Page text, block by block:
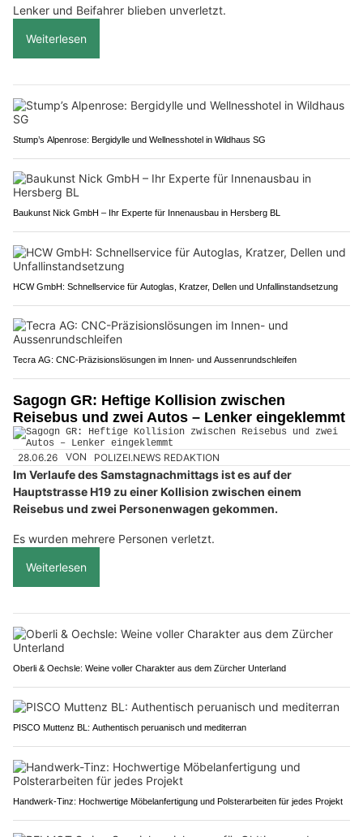
Lenker und Beifahrer blieben unverletzt.
Weiterlesen
Stump’s Alpenrose: Bergidylle und Wellnesshotel in Wildhaus SG
Baukunst Nick GmbH – Ihr Experte für Innenausbau in Hersberg BL
HCW GmbH: Schnellservice für Autoglas, Kratzer, Dellen und Unfallinstandsetzung
Tecra AG: CNC-Präzisionslösungen im Innen- und Aussenrundschleifen
Sagogn GR: Heftige Kollision zwischen
Reisebus und zwei Autos – Lenker eingeklemmt
28.06.26 VON POLIZEI.NEWS REDAKTION
Im Verlaufe des Samstagnachmittags ist es auf der
Hauptstrasse H19 zu einer Kollision zwischen einem
Reisebus und zwei Personenwagen gekommen.
Es wurden mehrere Personen verletzt.
Weiterlesen
Oberli & Oechsle: Weine voller Charakter aus dem Zürcher Unterland
PISCO Muttenz BL: Authentisch peruanisch und mediterran
Handwerk-Tinz: Hochwertige Möbelanfertigung und Polsterarbeiten für jedes Projekt